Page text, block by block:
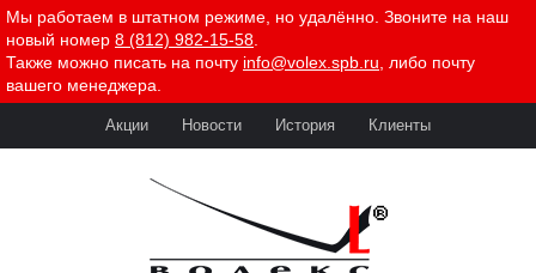
Мы работаем в штатном режиме, но удалённо. Звоните на наш
новый номер 8 (812) 982-15-58
Также можно писать на почту info@volex.spb.ru , либо почту
вашего менеджера.
Акции Новости История Клиенты